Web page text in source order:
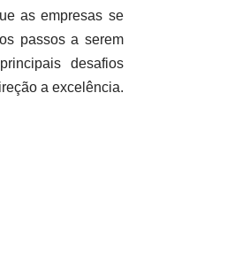
as empresas se
passos a serem
desafios
a excelência.